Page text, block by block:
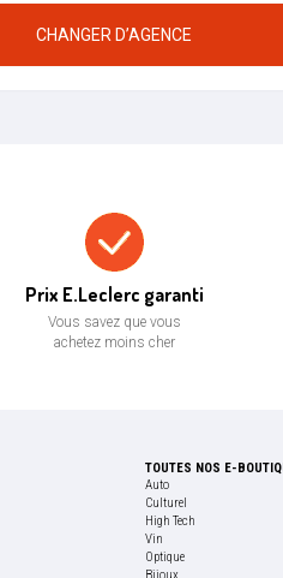
CHANGER D’AGENCE
Prix E.Leclerc garanti
Vous savez que vous
achetez moins cher
TOUTES NOS E-
Auto
Culturel
High Tech
Vin
Optique